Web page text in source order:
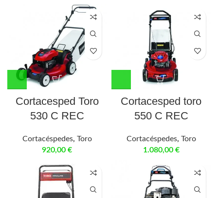
Cortacesped Toro
530 C REC
Cortacéspedes, Toro
920,00 €
Cortacesped toro
550 C REC
Cortacéspedes, Toro
1.080,00 €